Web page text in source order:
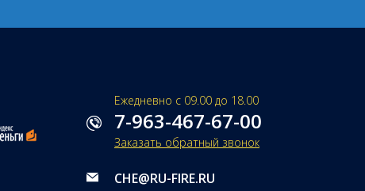
Ежедневно с 09.00 до 18.00
7-963-467-67-00
Заказать обратный звонок
CHE@RU-FIRE.RU